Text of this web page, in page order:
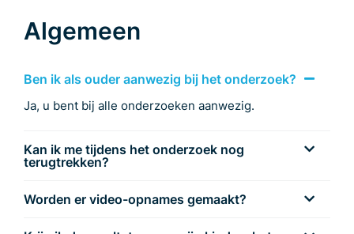
Algemeen
Ben ik als ouder aanwezig bij het onderzoek?
Ja, u bent bij alle onderzoeken aanwezig.
Kan ik me tijdens het onderzoek nog
terugtrekken?
Worden er video-opnames gemaakt?